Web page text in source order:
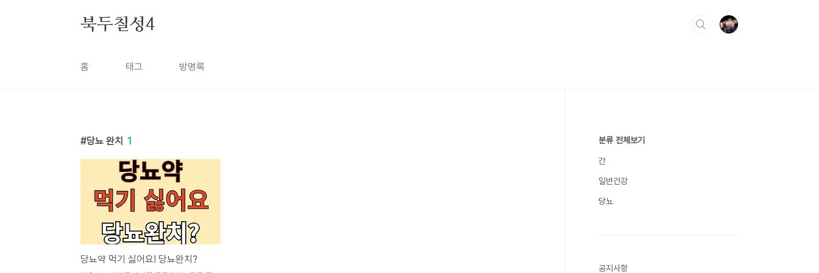
북두칠성4
홈 태그 방명록
당뇨 완치 1
당뇨약 먹기 싫어요! 당뇨완치?
분류 전체보기
간
일반건강
당뇨
공지사항